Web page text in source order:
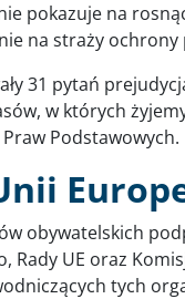
pokazuje na
na straży
31 pytań
w których
Podstawowych.
obywatelskich
Rady UE oraz
tych